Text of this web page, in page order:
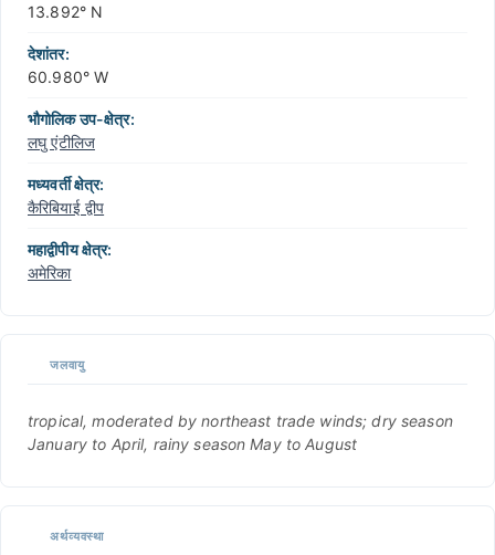
13.892° N
देशांतर:
60.980° W
भौगोलिक उप-क्षेत्र:
लघु एंटीलिज
मध्यवर्ती क्षेत्र:
कैरिबियाई द्वीप
महाद्वीपीय क्षेत्र:
अमेरिका
जलवायु
tropical, moderated by northeast trade winds; dry season
January to April, rainy season May to August
अर्थव्यवस्था